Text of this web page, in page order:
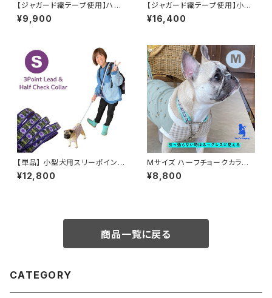
【ジャガード織テープ使用】ハー
フチョークカラーと選べるハンド
ル付きリードのセット Lサイズ
サイズに合わせて作ります ハー
フチョークカラー 日本製 オーダ
ーメイド｜ラリーズカンパニー
¥9,900
【ジャガード織テープ使用】小型
犬用スリーポイントリード＆ハー
フチョークカラーセット（選べる
クカラー 日本製 オーダーメイド
｜ラリーズカンパニー
¥16,400
【単品】 小型犬用スリーポイント
リード ショルダーリード パープ
ルフラワー
¥12,800
Mサイズ ハーフチョークカラー
とリードのセット 裏テープはお
好みの色で ハーフチョークカラ
¥8,800
商品一覧に戻る
CATEGORY